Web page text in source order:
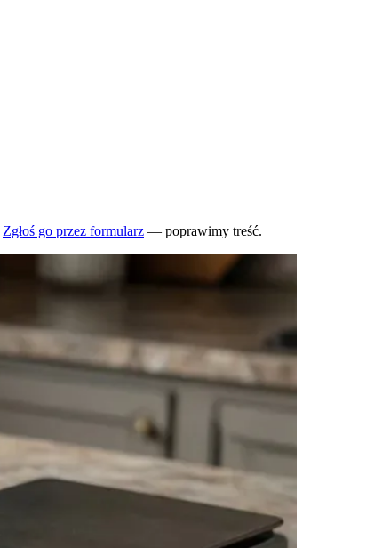
Zgłoś go przez formularz — poprawimy treść.